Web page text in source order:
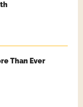
Than Ever